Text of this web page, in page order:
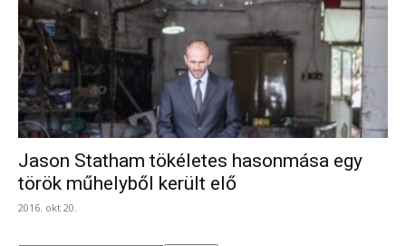
Jason Statham tökéletes hasonmása egy
török műhelyből került elő
2016. okt 20.